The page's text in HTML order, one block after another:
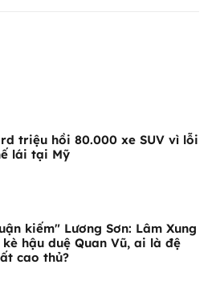
triệu hồi 80.000 xe SUV vì lỗi
lái tại Mỹ
kiếm" Lương Sơn: Lâm Xung
kè hậu duệ Quan Vũ, ai là đệ
cao thủ?